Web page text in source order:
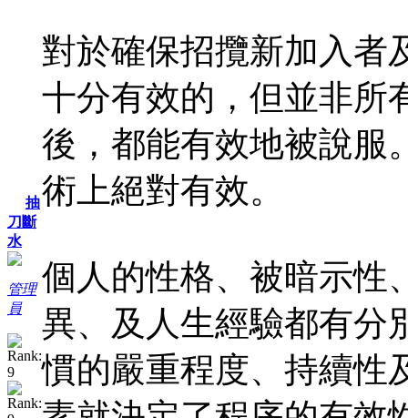
抽
刀斷
水
管理
員
對於確保招攬新加入者
十分有效的，但並非所
後，都能有效地被說服
術上絕對有效。
個人的性格、被暗示性
異、及人生經驗都有分
慣的嚴重程度、持續性